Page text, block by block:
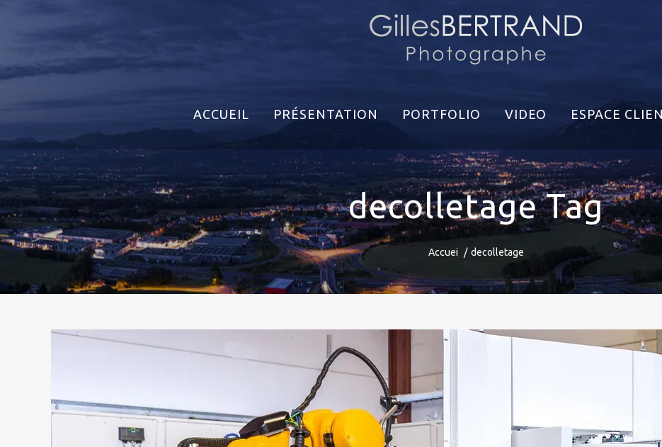
ACCUEIL PRÉSENTATION PORTFOLIO VIDEO ESPACE
decolletage Tag
Accuei decolletage